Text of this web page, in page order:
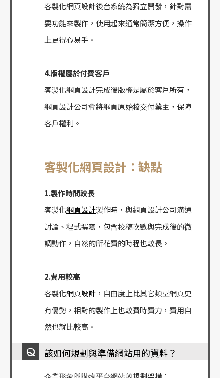
客製化網頁設計後台系統為獨立開發，針對需
要功能來製作，使用起來通常簡潔方便，操作
上更得心易手。
4.版權屬於付費客戶
客製化網頁設計完成後版權是屬於客戶所有，
網頁設計公司會將網頁原始檔交付業主，保障
客戶權利。
客製化網頁設計：缺點
1.製作時間較長
客製化網頁設計製作時，與網頁設計公司溝通
討論、程式撰寫，包含校稿次數與完成後的微
調動作，自然的所花費的時程也較長。
2.費用較高
客製化網頁設計 ，自由度上比其它類型網頁更
有優勢，相對的製作上也較費時費力，費用自
然也就比較高。
該如何規劃與準備網站用的資料？
企業形象與購物平台網站的規劃架構：